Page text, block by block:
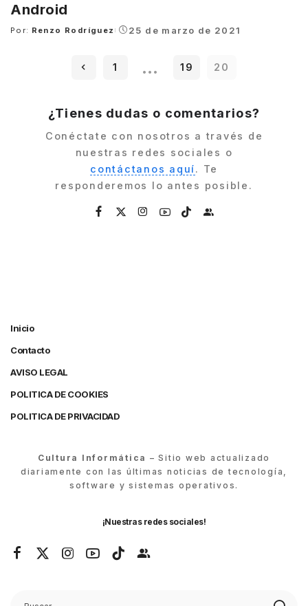
Android
Posted
Por: Renzo Rodríguez 25 de marzo de 2021
1 … 19 20
¿Tienes dudas o comentarios?
Conéctate con nosotros a través de
nuestras redes sociales o
contáctanos aquí. Te
responderemos lo antes posible.
Inicio
Contacto
AVISO LEGAL
POLITICA DE COOKIES
POLITICA DE PRIVACIDAD
Cultura Informática – Sitio web actualizado
diariamente con las últimas noticias de tecnología,
software y sistemas operativos.
¡Nuestras redes sociales!